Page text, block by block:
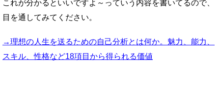
これが分かるといいですよ～っていう内容を書いてるので、
目を通してみてください。
→理想の人生を送るための自己分析とは何か。魅力、能力、
スキル、性格など18項目から得られる価値